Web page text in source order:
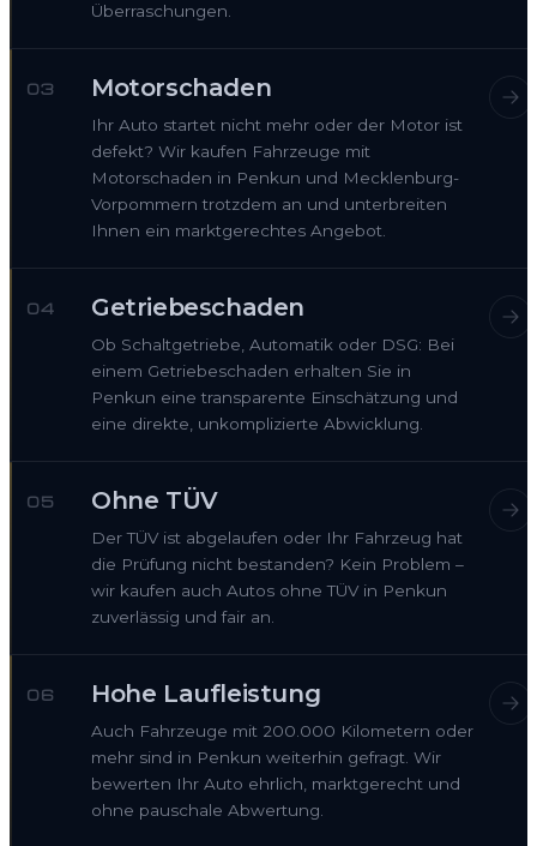
Überraschungen.
03 Motorschaden
Ihr Auto startet nicht mehr oder der Motor ist
defekt? Wir kaufen Fahrzeuge mit
Motorschaden in Penkun und Mecklenburg-
Vorpommern trotzdem an und unterbreiten
Ihnen ein marktgerechtes Angebot.
04 Getriebeschaden
Ob Schaltgetriebe, Automatik oder DSG: Bei
einem Getriebeschaden erhalten Sie in
Penkun eine transparente Einschätzung und
eine direkte, unkomplizierte Abwicklung.
05 Ohne TÜV
Der TÜV ist abgelaufen oder Ihr Fahrzeug hat
die Prüfung nicht bestanden? Kein Problem –
wir kaufen auch Autos ohne TÜV in Penkun
zuverlässig und fair an.
06 Hohe Laufleistung
Auch Fahrzeuge mit 200.000 Kilometern oder
mehr sind in Penkun weiterhin gefragt. Wir
bewerten Ihr Auto ehrlich, marktgerecht und
ohne pauschale Abwertung.